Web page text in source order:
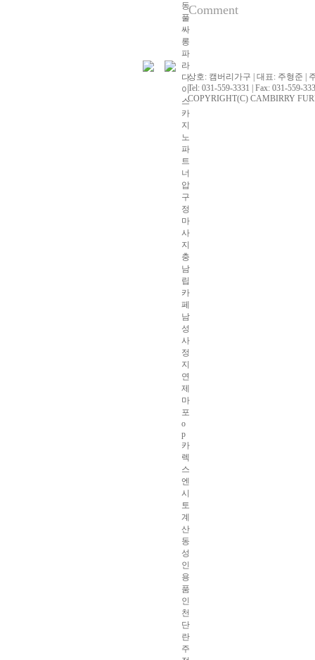
동
풀
싸
롱
파
라
다
이
스
카
지
노
파
트
너
압
구
정
마
사
지
충
남
립
카
페
남
성
사
정
지
연
제
마
포
o
p
카
렉
스
엔
시
토
계
산
동
성
인
용
품
인
천
단
란
주
Comment
상호: 캠버리가구 | 대표: 주형준 |
Tel: 031-559-3331 | Fax: 031-559-
COPYRIGHT(C) CAMBIRRY